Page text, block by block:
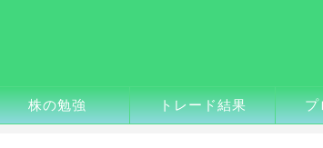
株の勉強 トレード結果 プ